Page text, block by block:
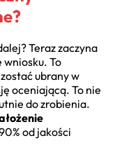
Teraz zaczyna
To
ubrany w
oceniającą. To nie
do zrobienia.
od jakości